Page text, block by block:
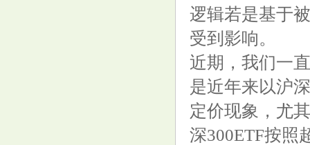
逻辑若是基于
受到影响。
近期，我们一
是近年来以沪
定价现象，尤
深300ETF按照